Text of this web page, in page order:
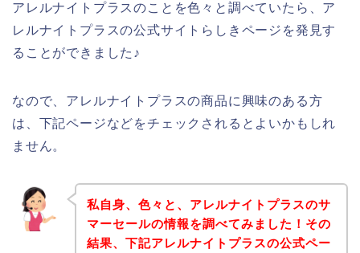
アレルナイトプラスのことを色々と調べていたら、ア
レルナイトプラスの公式サイトらしきページを発見す
ることができました♪
なので、アレルナイトプラスの商品に興味のある方
は、下記ページなどをチェックされるとよいかもしれ
ません。
私自身、色々と、アレルナイトプラスのサ
マーセールの情報を調べてみました！その
結果、下記アレルナイトプラスの公式ペー